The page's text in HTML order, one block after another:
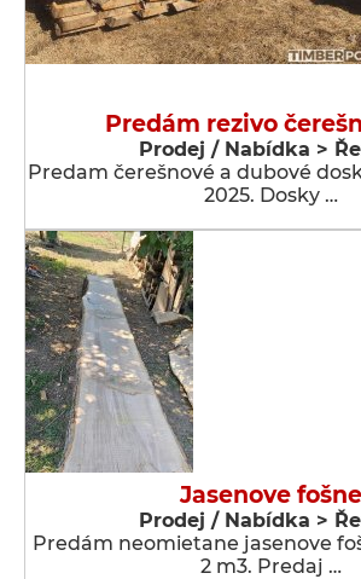
Predám rezivo
Prodej / Nabídka >
Predam čerešnové a dubové
2025. Dosky …
Jasenove fošne
Prodej / Nabídka >
Predám neomietane jasenove
2 m3. Predaj …